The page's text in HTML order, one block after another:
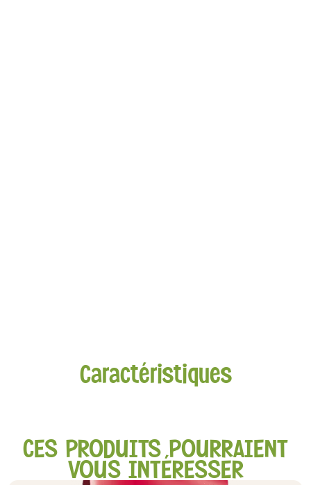
Caractéristiques
CES PRODUITS POURRAIENT
VOUS INTÉRESSER